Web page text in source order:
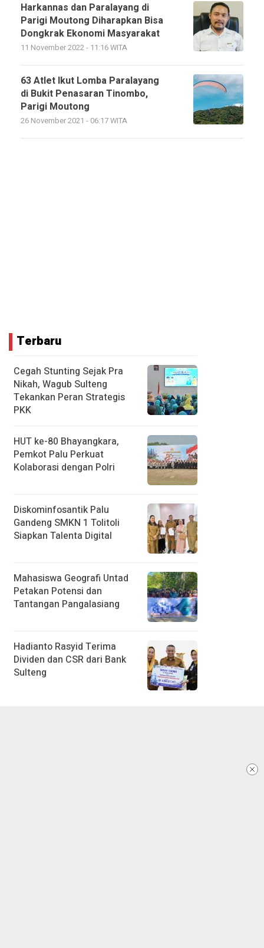
Harkannas dan Paralayang di
Parigi Moutong Diharapkan Bisa
Dongkrak Ekonomi Masyarakat
11 November 2022 - 11:16 WITA
63 Atlet Ikut Lomba Paralayang
di Bukit Penasaran Tinombo,
Parigi Moutong
26 November 2021 - 06:17 WITA
Terbaru
Cegah Stunting Sejak Pra
Nikah, Wagub Sulteng
Tekankan Peran Strategis
PKK
HUT ke-80 Bhayangkara,
Pemkot Palu Perkuat
Kolaborasi dengan Polri
Diskominfosantik Palu
Gandeng SMKN 1 Tolitoli
Siapkan Talenta Digital
Mahasiswa Geografi Untad
Petakan Potensi dan
Tantangan Pangalasiang
Hadianto Rasyid Terima
Dividen dan CSR dari Bank
Sulteng